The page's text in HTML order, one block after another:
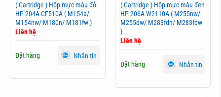
( Cartridge ) Hộp mực màu đỏ
HP 204A CF510A ( M154a/
M154nw/ M180n/ M181fw )
Liên hệ
Đặt hàng Nhắn tin
( Cartridge ) Hộp mực màu đen
HP 206A W2110A ( M255nw/
M255dw/ M283fdn/ M283fdw
)
Liên hệ
Đặt hàng Nhắn tin